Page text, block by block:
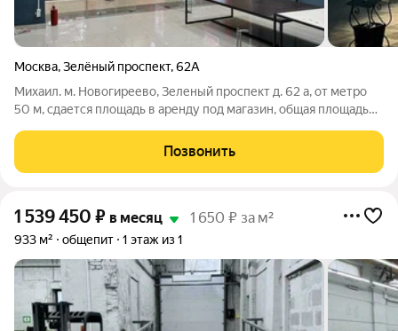
Москва,Зелёный проспект,62А
Михаил. м. Новогиреево, Зеленый проспект д. 62 а, от метро
50 м, сдается площадь в аренду под магазин, общая площадь
запросу (большой запас), каникулы, ставка аренды 250 000
руб. в месяц, вкл.
Позвонить
1 539 450 ₽ в месяц 1 650 ₽ за м²
933 м² общепит 1 этаж из 1